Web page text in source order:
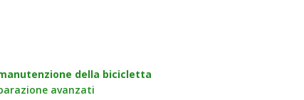
della bicicletta
avanzati